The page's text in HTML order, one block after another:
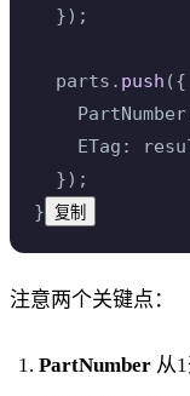
  });
  parts.
push ({
ETag:
  });
} 复制
注意两个关键点：
PartNumber 从